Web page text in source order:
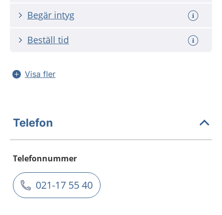
Begär intyg
Beställ tid
Visa fler
Telefon
Telefonnummer
021-17 55 40